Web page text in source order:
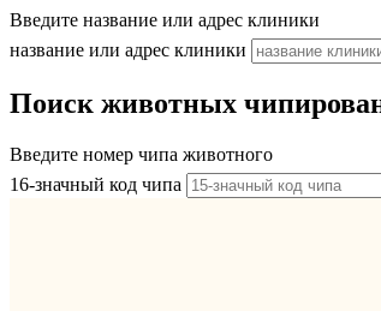
Введите название или адрес клиники
название или адрес клиники
Поиск животных
Введите номер чипа животного
16-значный код чипа